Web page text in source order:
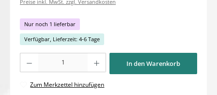
Preise inkl. MwSt. zzgl. Versandkosten
Nur noch 1 lieferbar
Verfügbar, Lieferzeit: 4-6 Tage
Produkt Anzahl: Gib den gewünschten Wert ein oder benutze die Schaltflächen um
In den Warenkorb
Zum Merkzettel hinzufügen